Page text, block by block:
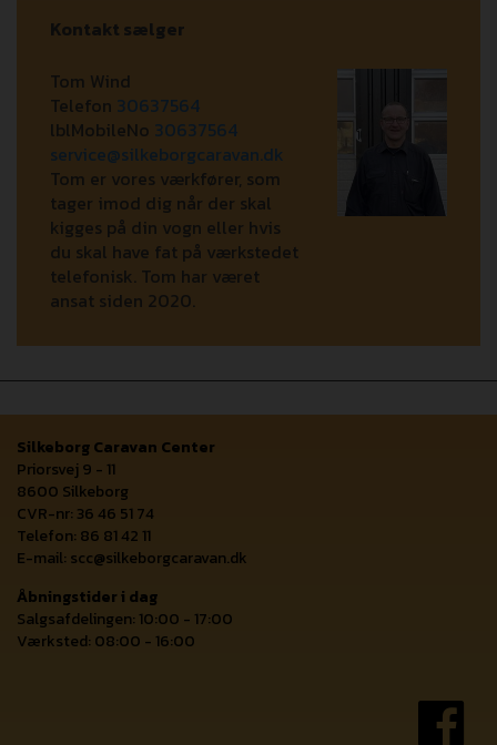
Kontakt sælger
Tom Wind
Telefon 30637564
lblMobileNo 30637564
service@silkeborgcaravan.dk
Tom er vores værkfører, som
tager imod dig når der skal
kigges på din vogn eller hvis
du skal have fat på værkstedet
telefonisk. Tom har været
ansat siden 2020.
Silkeborg Caravan Center
Priorsvej 9 - 11
8600 Silkeborg
CVR-nr: 36 46 51 74
Telefon: 86 81 42 11
E-mail: scc@silkeborgcaravan.dk
Åbningstider i dag
Salgsafdelingen: 10:00 - 17:00
Værksted: 08:00 - 16:00